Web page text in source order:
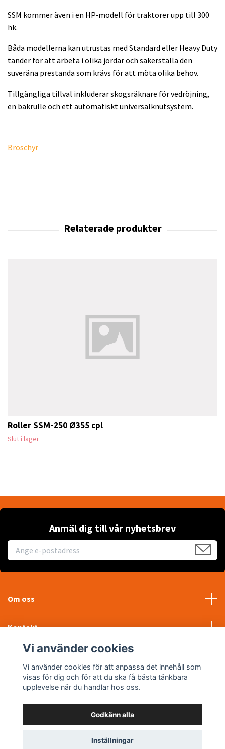
SSM kommer även i en HP-modell för traktorer upp till 300
hk.
Båda modellerna kan utrustas med Standard eller Heavy Duty
tänder för att arbeta i olika jordar och säkerställa den
suveräna prestanda som krävs för att möta olika behov.
Tillgängliga tillval inkluderar skogsräknare för vedröjning,
en bakrulle och ett automatiskt universalknutsystem.
Broschyr
Roller SSM-250 Ø355 cpl
Slut i lager
Anmäl dig till vår nyhetsbrev
Om oss
Kontakt
Läs mer
Sociala medier
© 2026 WTP Maskin AB
Vi använder cookies
Vi använder cookies för att anpassa det innehåll som
visas för dig och för att du ska få bästa tänkbara
upplevelse när du handlar hos oss.
Godkänn alla
Inställningar